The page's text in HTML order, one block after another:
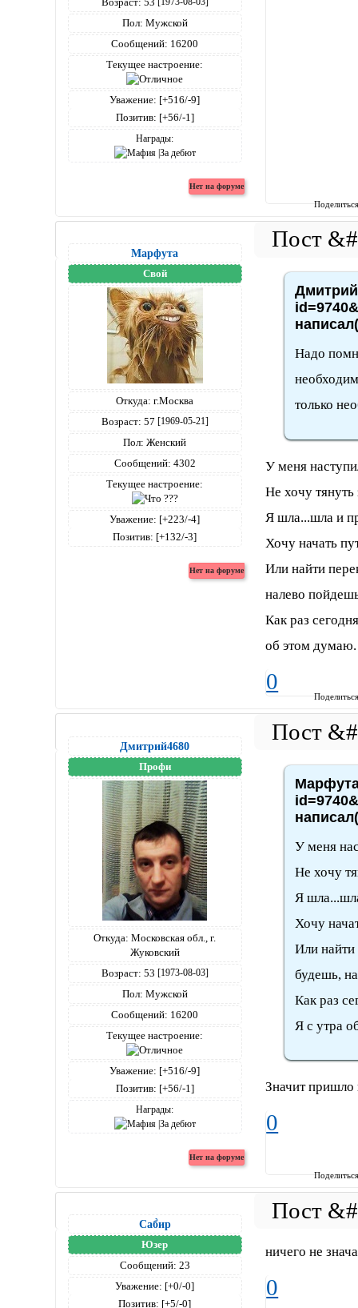
Пол: Мужской
Сообщений: 16200
Текущее настроение:
Уважение: [+516/-9]
Позитив: [+56/-1]
Награды:
Марфута
Свой
Откуда: г.Москва
Возраст: 57 [1969-05-21]
Пол: Женский
Сообщений: 4302
Текущее настроение:
Уважение: [+223/-4]
Позитив: [+132/-3]
Надо
только
У меня
Не хочу
Я шла...шла и
Хочу начать
Или найти
налево
Как раз
об этом
0
Дмитрий4680
Профи
Откуда: Московская обл., г.
Жуковский
Возраст: 53 [1973-08-03]
Пол: Мужской
Сообщений: 16200
Текущее настроение:
Уважение: [+516/-9]
Позитив: [+56/-1]
Награды:
У меня
Не хочу
Я
Хочу
Или найти
будешь,
Как раз
Я с утра
Значит пришло
0
Саб̀ир
Юзер
Сообщений: 23
Уважение: [+0/-0]
Позитив: [+5/-0]
ничего не
0